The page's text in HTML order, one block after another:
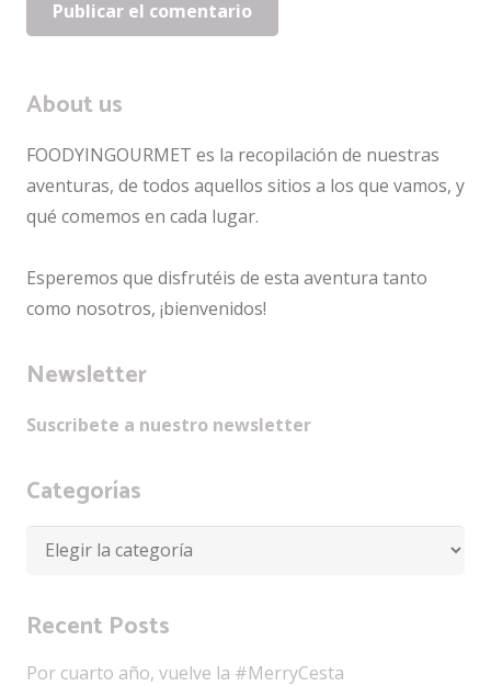
Publicar el comentario
About us
FOODYINGOURMET es la recopilación de nuestras
aventuras, de todos aquellos sitios a los que vamos, y
qué comemos en cada lugar.
Esperemos que disfrutéis de esta aventura tanto
como nosotros, ¡bienvenidos!
Newsletter
Suscribete a nuestro newsletter
Categorías
Categorías
Recent Posts
Por cuarto año, vuelve la #MerryCesta